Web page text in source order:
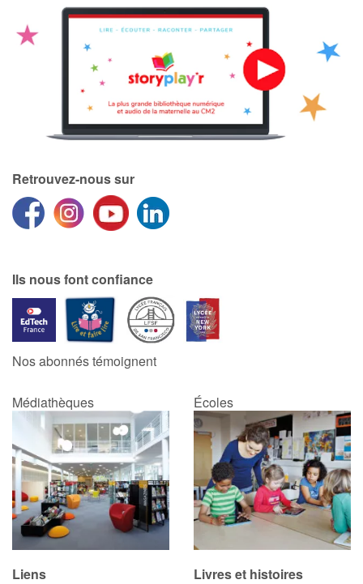
Retrouvez-nous sur
Ils nous font confiance
Nos abonnés témoignent
Médiathèques Écoles
Liens
Livres et histoires